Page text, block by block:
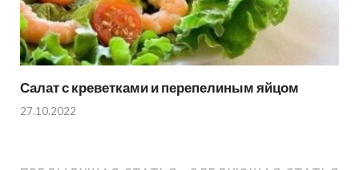
Салат с креветками и перепелиным яйцом
27.10.2022